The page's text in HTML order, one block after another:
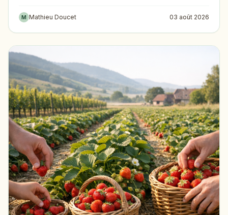
M Mathieu Doucet 03 août 2026